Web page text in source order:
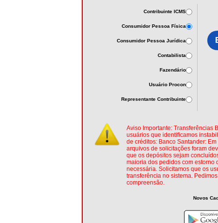
Contribuinte ICMS
Consumidor Pessoa Física
Consumidor Pessoa Jurídica
Contabilista
Fazendário
Usuário Procon
Representante Contribuinte
Aviso Importante: Transferências
usuários que identificamos
de créditos: Banco Santander:
arquivos de solicitações foram
que os depósitos sejam
maioria dos pedidos com estorno
necessária. Solicitamos que os
transferência no sistema.
compreensão.
Novos